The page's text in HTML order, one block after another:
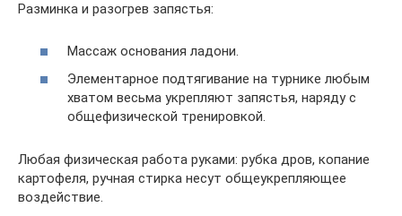
Разминка и разогрев запястья:
Массаж основания ладони.
Элементарное подтягивание на турнике любым
хватом весьма укрепляют запястья, наряду с
общефизической тренировкой.
Любая физическая работа руками: рубка дров, копание
картофеля, ручная стирка несут общеукрепляющее
воздействие.